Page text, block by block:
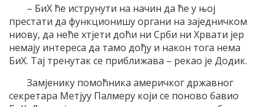
– БиХ ће иструнути на начин да ће у њој
престати да функционишу органи на заједничком
ниову, да неће хтјети доћи ни Срби ни Хрвати јер
немају интереса да тамо дођу и након тога нема
БиХ. Тај тренутак се приближава – рекао је Додик.
Замјенику помоћника америчког државног
секретара Метјуу Палмеру који се поново бавио